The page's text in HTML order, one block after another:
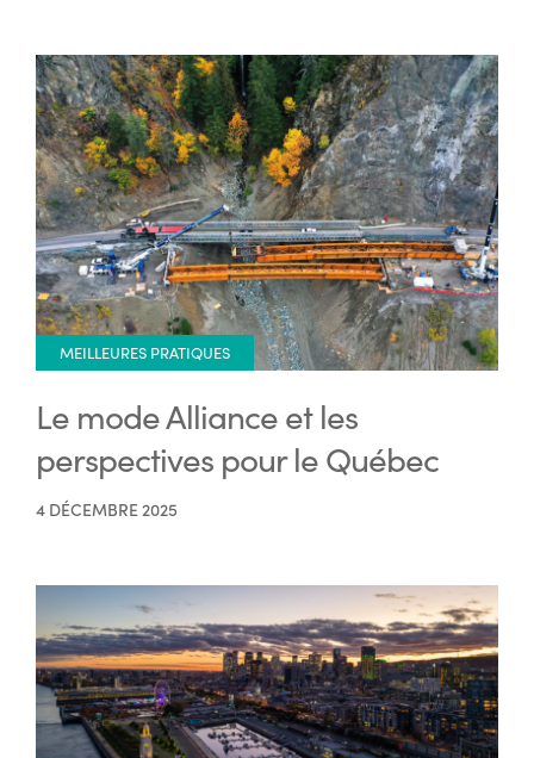
MEILLEURES PRATIQUES
Le mode Alliance et les
perspectives pour le Québec
4 DÉCEMBRE 2025